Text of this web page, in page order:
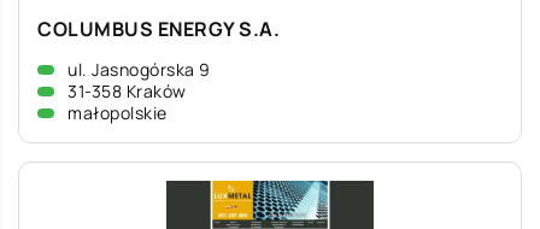
COLUMBUS ENERGY S.A.
ul. Jasnogórska 9
31-358 Kraków
małopolskie